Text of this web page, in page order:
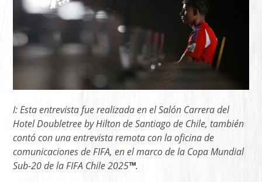
I: Esta entrevista fue realizada en el Salón Carrera del
Hotel Doubletree by Hilton de Santiago de Chile, también
contó con una entrevista remota con la oficina de
comunicaciones de FIFA, en el marco de la Copa Mundial
Sub-20 de la FIFA Chile 2025™.